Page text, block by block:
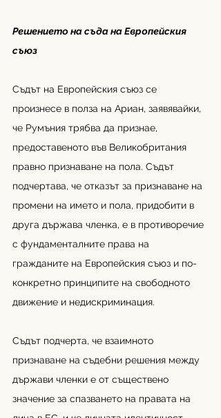
Решението на съда на Европейския
съюз
Съдът на Европейския съюз се
произнесе в полза на Ариан, заявявайки,
че Румъния трябва да признае,
предоставеното във Великобритания
правно признаване на пола. Съдът
подчертава, че отказът за признаване на
промени на името и пола, придобити в
друга държава членка, е в противоречие
с фундаменталните права на
гражданите на Европейския съюз и по-
конкретно принципите на свободното
движение и недискриминация.
Съдът подчерта, че взаимното
признаване на съдебни решения между
държави членки е от съществено
значение за спазването на правата на